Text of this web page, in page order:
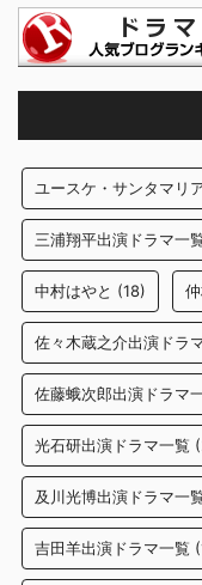
ユースケ・サンタマリ
三浦翔平出演ドラマ一
中村はやと (18)
佐々木蔵之介出演ドラ
佐藤蛾次郎出演ドラマ
光石研出演ドラマ一覧
及川光博出演ドラマ一
吉田羊出演ドラマ一覧